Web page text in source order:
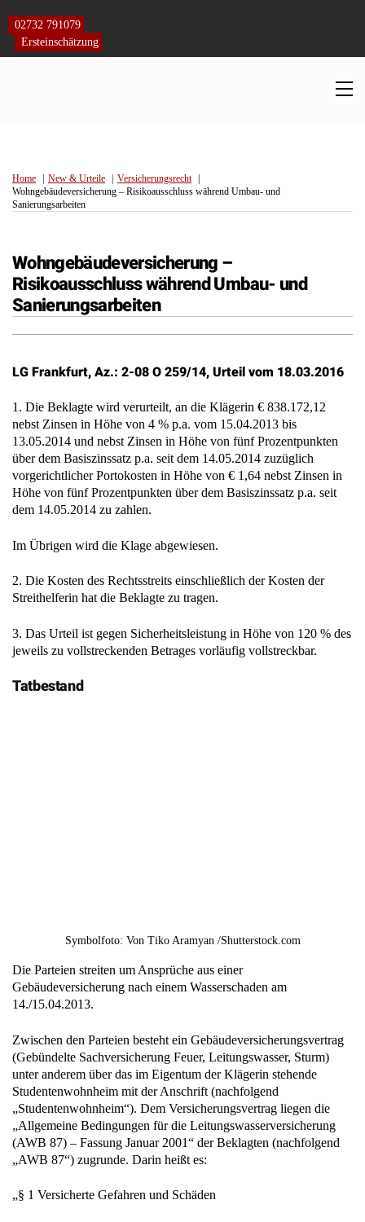
content
02732 791079
Ersteinschätzung
Home New & Urteile
Versicherungsrecht
Wohngebäudeversicherung – Risikoausschluss während Umbau- und
Sanierungsarbeiten
Wohngebäudeversicherung –
Risikoausschluss während Umbau- und
Sanierungsarbeiten
LG Frankfurt, Az.: 2-08 O 259/14, Urteil vom 18.03.2016
1. Die Beklagte wird verurteilt, an die Klägerin € 838.172,12
nebst Zinsen in Höhe von 4 % p.a. vom 15.04.2013 bis
13.05.2014 und nebst Zinsen in Höhe von fünf Prozentpunkten
über dem Basiszinssatz p.a. seit dem 14.05.2014 zuzüglich
vorgerichtlicher Portokosten in Höhe von € 1,64 nebst Zinsen in
Höhe von fünf Prozentpunkten über dem Basiszinssatz p.a. seit
dem 14.05.2014 zu zahlen.
Im Übrigen wird die Klage abgewiesen.
2. Die Kosten des Rechtsstreits einschließlich der Kosten der
Streithelferin hat die Beklagte zu tragen.
3. Das Urteil ist gegen Sicherheitsleistung in Höhe von 120 % des
jeweils zu vollstreckenden Betrages vorläufig vollstreckbar.
Tatbestand
Symbolfoto: Von Tiko Aramyan /Shutterstock.com
Die Parteien streiten um Ansprüche aus einer
Gebäudeversicherung nach einem Wasserschaden am
14./15.04.2013.
Zwischen den Parteien besteht ein Gebäudeversicherungsvertrag
(Gebündelte Sachversicherung Feuer, Leitungswasser, Sturm)
unter anderem über das im Eigentum der Klägerin stehende
Studentenwohnheim mit der Anschrift (nachfolgend
„Studentenwohnheim“). Dem Versicherungsvertrag liegen die
„Allgemeine Bedingungen für die Leitungswasserversicherung
(AWB 87) – Fassung Januar 2001“ der Beklagten (nachfolgend
„AWB 87“) zugrunde. Darin heißt es:
„§ 1 Versicherte Gefahren und Schäden